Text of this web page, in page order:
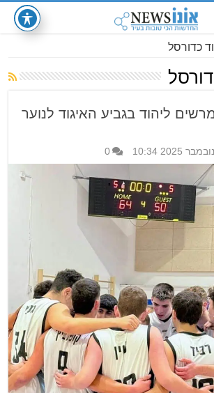
כדורסל
ליהוד בגביע האיגוד לנוער
0